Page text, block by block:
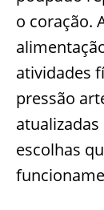
o coração.
atividades
pressão
escolhas